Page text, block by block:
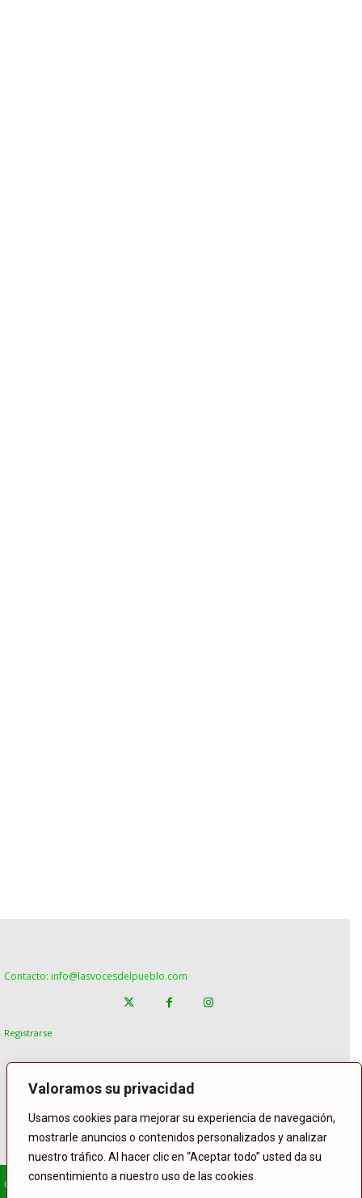
Valoramos su privacidad
Usamos cookies para mejorar su experiencia de navegación,
mostrarle anuncios o contenidos personalizados y analizar
nuestro tráfico. Al hacer clic en “Aceptar todo” usted da su
consentimiento a nuestro uso de las cookies.
Contacto: info@lasvocesdelpueblo.com
Registrarse
© Copyright Lasvocesdelpueblo